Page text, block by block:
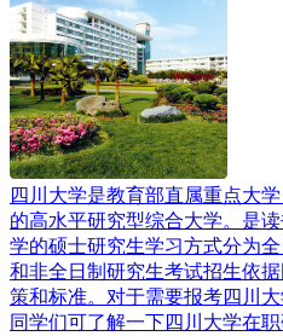
四川大学是教育部直属重点大
的高水平研究型综合大学。是
学的硕士研究生学习方式分为
和非全日制研究生考试招生依
策和标准。对于需要报考四川
同学们可了解一下四川大学在